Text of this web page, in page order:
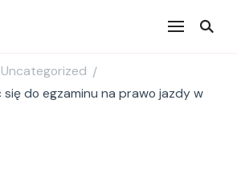
Uncategorized /
do egzaminu na prawo jazdy w